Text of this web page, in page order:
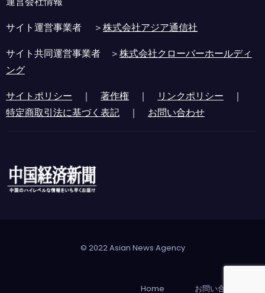
サイト運営事業者 ＞株式会社アジア通信社
サイト共同運営事業者 ＞株式会社クローバーホールディ
ング
サイトポリシー ｜ 著作権 ｜ リンクポリシー ｜
特定商取引法に基づく表記 ｜ お問い合わせ
© 2022 Asian News Agency
Home お問い合わせ